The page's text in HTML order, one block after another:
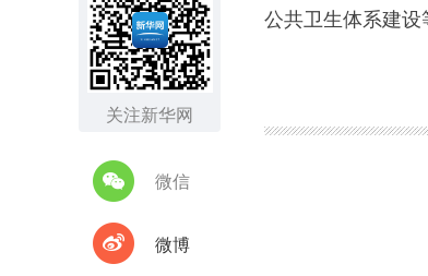
关注新华网
微信
微博
公共卫生体系建设